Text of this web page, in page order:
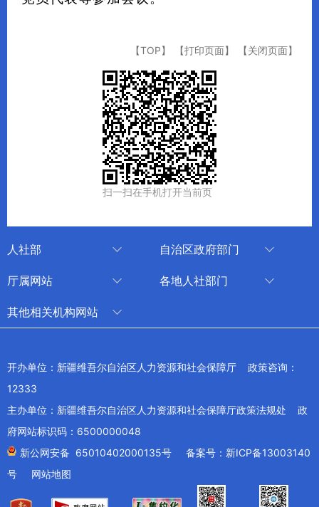
【TOP】 【打印页面】 【关闭页面】
扫一扫在手机打开当前页
人社部
技能人才评价工作网
自治区政府部门
审计厅
退役军人事务厅
商务厅
农业农村厅
厅属网站
中国新疆人才网
各地人社部门
克孜勒苏柯尔克孜自治州
其他相关机构网站
新疆新闻网
新疆电视台
开办单位：新疆维吾尔自治区人力资源和社会保障厅 政策咨询：
12333
主办单位：新疆维吾尔自治区人力资源和社会保障厅政策法规处 政
府网站标识码：6500000048
新公网安备 65010402000135号
备案号：新ICP备13003140
号
网站地图